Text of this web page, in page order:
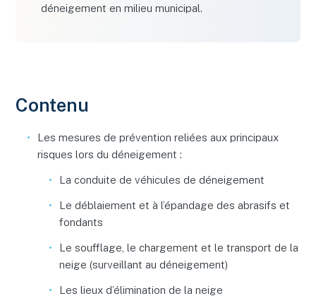
déneigement en milieu municipal.
Contenu
Les mesures de prévention reliées aux principaux
risques lors du déneigement :
La conduite de véhicules de déneigement
Le déblaiement et à l’épandage des abrasifs et
fondants
Le soufflage, le chargement et le transport de la
neige (surveillant au déneigement)
Les lieux d’élimination de la neige